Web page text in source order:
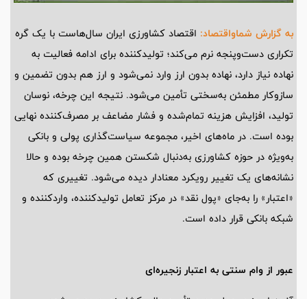
به گزارش شماواقتصاد: اقتصاد کشاورزی ایران سال‌هاست با یک گره
تکراری دست‌وپنجه نرم می‌کند؛ تولیدکننده برای ادامه فعالیت به
نهاده نیاز دارد، نهاده بدون ارز وارد نمی‌شود و ارز هم بدون تضمین و
سازوکار مطمئن به‌سختی تأمین می‌شود. نتیجه این چرخه، نوسان
تولید، افزایش هزینه تمام‌شده و فشار مضاعف بر مصرف‌کننده نهایی
بوده است. در ماه‌های اخیر، مجموعه سیاست‌گذاری پولی و بانکی
به‌ویژه در حوزه کشاورزی به‌دنبال شکستن همین چرخه بوده و حالا
نشانه‌های یک تغییر رویکرد معنادار دیده می‌شود. تغییری که
«اعتبار» را به‌جای «پول نقد» در مرکز تعامل تولیدکننده، واردکننده و
شبکه بانکی قرار داده است.
عبور از وام سنتی به اعتبار زنجیره‌ای